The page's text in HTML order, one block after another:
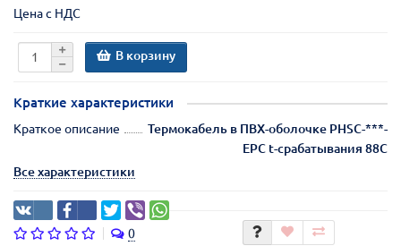
Цена с НДС
В корзину
Краткие характеристики
Краткое описание
Термокабель в ПВХ-оболочке PHSC-***-
EPC t-срабатывания 88С
Все характеристики
0